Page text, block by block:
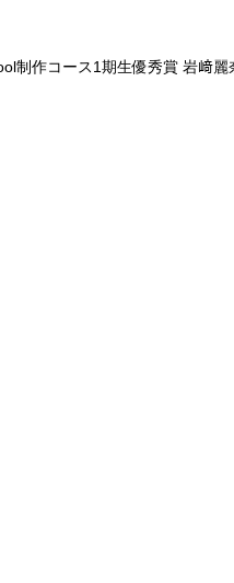
制作コース1期生優秀賞 岩﨑